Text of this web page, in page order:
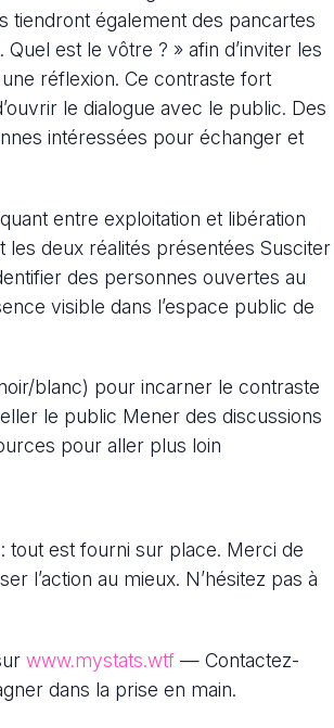
tiendront également des pancartes
est le vôtre ? » afin d’inviter les
réflexion. Ce contraste fort
le dialogue avec le public. Des
intéressées pour échanger et
entre exploitation et libération
deux réalités présentées Susciter
des personnes ouvertes au
visible dans l’espace public de
blanc) pour incarner le contraste
le public Mener des discussions
pour aller plus loin
tout est fourni sur place. Merci de
l’action au mieux. N’hésitez pas à
www.mystats.wtf — Contactez-
dans la prise en main.